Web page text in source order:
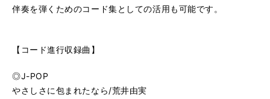
伴奏を弾くためのコード集としての活用も可能です。
【コード進行収録曲】
◎J-POP
やさしさに包まれたなら/荒井由実